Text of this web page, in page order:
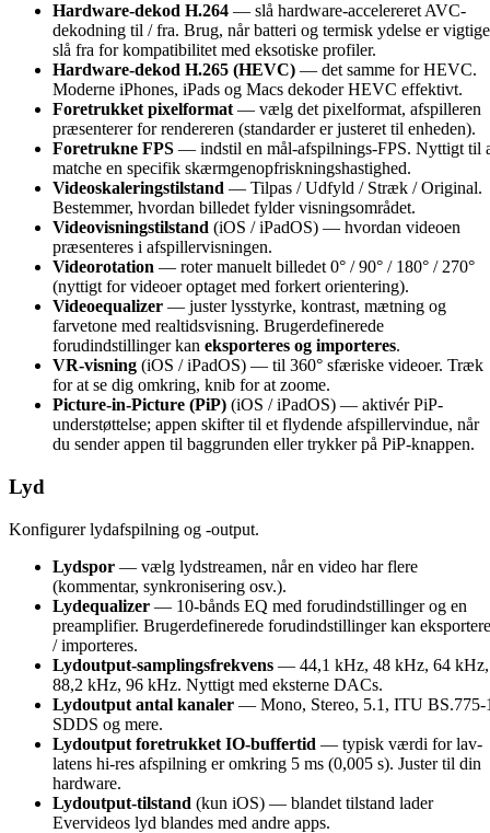
Hardware-dekod H.264 — slå hardware-accelereret AVC-
dekodning til / fra. Brug, når batteri og termisk ydelse er
slå fra for kompatibilitet med eksotiske profiler.
Hardware-dekod H.265 (HEVC) — det samme for HEVC.
Moderne iPhones, iPads og Macs dekoder HEVC effektivt.
Foretrukket pixelformat — vælg det pixelformat, afspilleren
præsenterer for rendereren (standarder er justeret til enheden).
Foretrukne FPS — indstil en mål-afspilnings-FPS. Nyttigt til
matche en specifik skærmgenopfriskningshastighed.
Videoskaleringstilstand — Tilpas / Udfyld / Stræk / Original.
Bestemmer, hvordan billedet fylder visningsområdet.
Videovisningstilstand (iOS / iPadOS) — hvordan videoen
præsenteres i afspillervisningen.
Videorotation — roter manuelt billedet 0° / 90° / 180° / 270°
(nyttigt for videoer optaget med forkert orientering).
Videoequalizer — juster lysstyrke, kontrast, mætning og
farvetone med realtidsvisning. Brugerdefinerede
forudindstillinger kan eksporteres og importeres.
VR-visning (iOS / iPadOS) — til 360° sfæriske videoer. Træk
for at se dig omkring, knib for at zoome.
Picture-in-Picture (PiP) (iOS / iPadOS) — aktivér PiP-
understøttelse; appen skifter til et flydende afspillervindue, når
du sender appen til baggrunden eller trykker på PiP-knappen.
Lyd
Konfigurer lydafspilning og -output.
Lydspor — vælg lydstreamen, når en video har flere
(kommentar, synkronisering osv.).
Lydequalizer — 10-bånds EQ med forudindstillinger og en
preamplifier. Brugerdefinerede forudindstillinger kan
/ importeres.
Lydoutput-samplingsfrekvens — 44,1 kHz, 48 kHz, 64 kHz,
88,2 kHz, 96 kHz. Nyttigt med eksterne DACs.
Lydoutput antal kanaler — Mono, Stereo, 5.1, ITU BS.775-
SDDS og mere.
Lydoutput foretrukket IO-buffertid — typisk værdi for lav-
latens hi-res afspilning er omkring 5 ms (0,005 s). Juster til din
hardware.
Lydoutput-tilstand (kun iOS) — blandet tilstand lader
Evervideos lyd blandes med andre apps.